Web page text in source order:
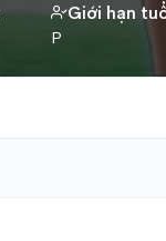
Giới hạn
P